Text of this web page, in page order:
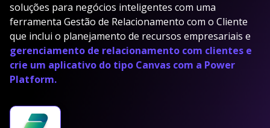
soluções para negócios inteligentes com uma
ferramenta Gestão de Relacionamento com o Cliente
que inclui o planejamento de recursos empresariais e
gerenciamento de relacionamento com clientes e
crie um aplicativo do tipo Canvas com a Power
Platform.